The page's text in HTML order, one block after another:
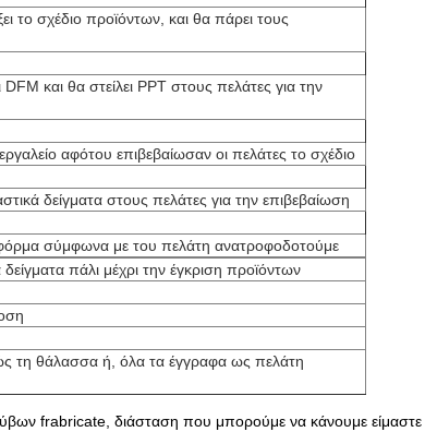
το σχέδιο προϊόντων, και θα πάρει τους
και θα στείλει PPT στους πελάτες για την
αφότου επιβεβαίωσαν οι πελάτες το σχέδιο
δείγματα στους πελάτες για την επιβεβαίωση
σύμφωνα με του πελάτη ανατροφοδοτούμε
πάλι μέχρι την έγκριση προϊόντων
τη θάλασσα ή, όλα τα έγγραφα ως πελάτη
frabricate, διάσταση που μπορούμε να κάνουμε